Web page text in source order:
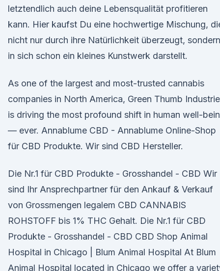
letztendlich auch deine Lebensqualität profitieren
kann. Hier kaufst Du eine hochwertige Mischung,
nicht nur durch ihre Natürlichkeit überzeugt, sondern
in sich schon ein kleines Kunstwerk darstellt.
As one of the largest and most-trusted cannabis
companies in North America, Green Thumb
is driving the most profound shift in human well-
— ever. Annablume CBD - Annablume Online-Shop
für CBD Produkte. Wir sind CBD Hersteller.
Die Nr.1 für CBD Produkte - Grosshandel - CBD Wir
sind Ihr Ansprechpartner für den Ankauf & Verkauf
von Grossmengen legalem CBD CANNABIS
ROHSTOFF bis 1% THC Gehalt. Die Nr.1 für CBD
Produkte - Grosshandel - CBD CBD Shop Animal
Hospital in Chicago | Blum Animal Hospital At Blum
Animal Hospital located in Chicago we offer a